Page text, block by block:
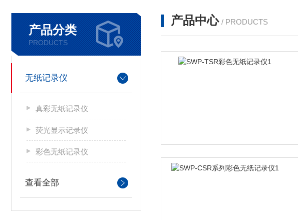
产品分类
PRODUCTS
无纸记录仪
真彩无纸记录仪
荧光显示记录仪
彩色无纸记录仪
查看全部
产品中心 / PRODUCTS